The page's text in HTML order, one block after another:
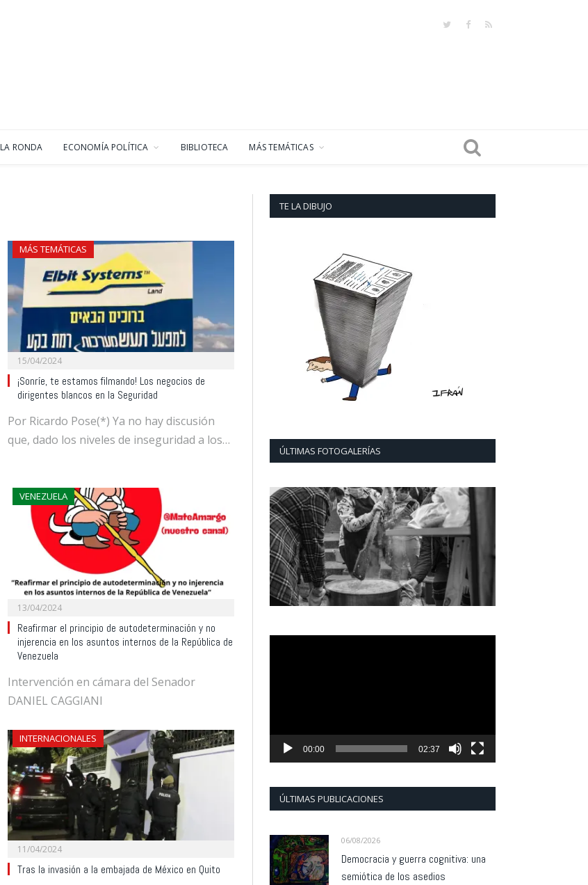
TwitterFacebook
RSS
LA RONDA ECONOMÍA POLÍTICA BIBLIOTECA MÁS TEMÁTICAS
MÁS TEMÁTICAS
15/04/2024
¡Sonríe, te estamos filmando! Los negocios de
dirigentes blancos en la Seguridad
Por Ricardo Pose(*) Ya no hay discusión
que, dado los niveles de inseguridad a los…
VENEZUELA
13/04/2024
Reafirmar el principio de autodeterminación y no
injerencia en los asuntos internos de la República de
Venezuela
Intervención en cámara del Senador
DANIEL CAGGIANI
INTERNACIONALES
11/04/2024
Tras la invasión a la embajada de México en Quito
TE LA DIBUJO
ÚLTIMAS FOTOGALERÍAS
00:00 02:37
ÚLTIMAS PUBLICACIONES
06/08/2026
Democracia y guerra cognitiva: una
semiótica de los asedios